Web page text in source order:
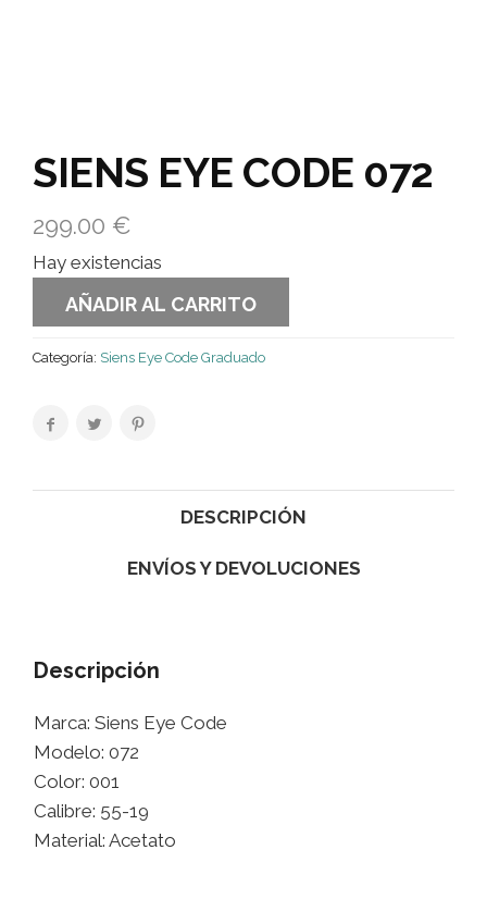
SIENS EYE CODE 072
299.00 €
Hay existencias
AÑADIR AL CARRITO
Categoría: Siens Eye Code Graduado
DESCRIPCIÓN
ENVÍOS Y DEVOLUCIONES
Descripción
Marca: Siens Eye Code
Modelo: 072
Color: 001
Calibre: 55-19
Material: Acetato